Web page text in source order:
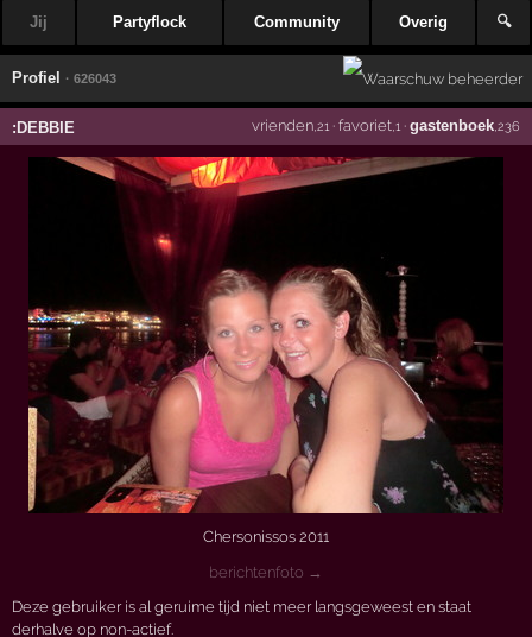
Jij Partyflock Community Overig 🔍
Profiel · 626043
:DEBBIE vrienden,21· favoriet,1· gastenboek,236
Chersonissos 2011
berichtenfoto →
Deze gebruiker is al geruime tijd niet meer langsgeweest en staat
derhalve op non-actief.